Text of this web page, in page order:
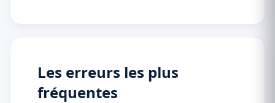
Les erreurs les plus
fréquentes